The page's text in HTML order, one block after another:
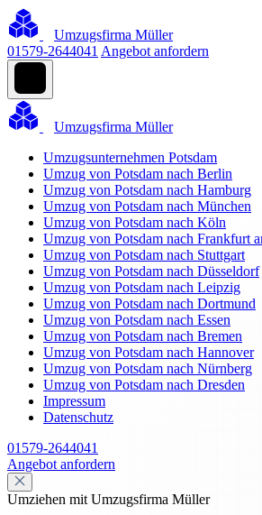
Umzugsfirma Müller
01579-2644041 Angebot anfordern
Umzugsfirma Müller
Umzugsunternehmen Potsdam
Umzug von Potsdam nach Berlin
Umzug von Potsdam nach Hamburg
Umzug von Potsdam nach München
Umzug von Potsdam nach Köln
Umzug von Potsdam nach Frankfurt
Umzug von Potsdam nach Stuttgart
Umzug von Potsdam nach Düsseldorf
Umzug von Potsdam nach Leipzig
Umzug von Potsdam nach Dortmund
Umzug von Potsdam nach Essen
Umzug von Potsdam nach Bremen
Umzug von Potsdam nach Hannover
Umzug von Potsdam nach Nürnberg
Umzug von Potsdam nach Dresden
Impressum
Datenschutz
01579-2644041
Angebot anfordern
Umziehen mit Umzugsfirma Müller